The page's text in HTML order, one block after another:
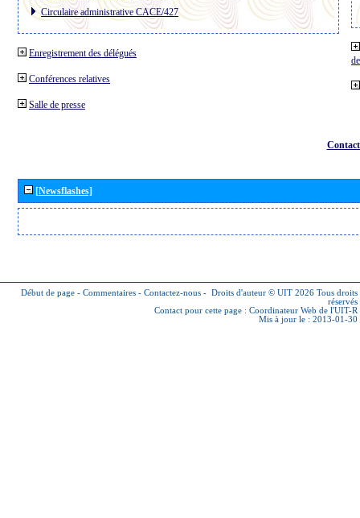
Circulaire administrative CACE/427
Enregistrement des délégués
Conférences relatives
Salle de presse
[Newsflashes]
Début de page - Commentaires - Contactez-nous - Droits d'auteur © UIT 2026 Tous droits
réservés
Contact pour cette page : Coordinateur Web de l'UIT-R
Mis à jour le : 2013-01-30